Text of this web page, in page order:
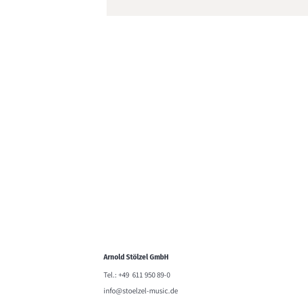
Arnold Stölzel GmbH
Tel.: +49 611 950 89-0
info@stoelzel-music.de